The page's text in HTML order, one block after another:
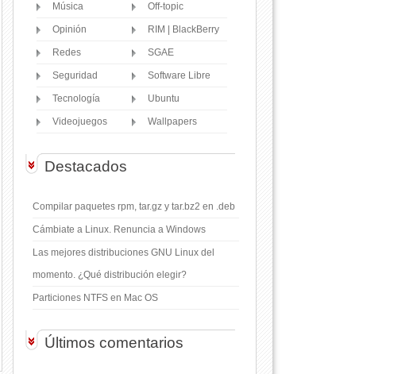
Música Off-topic
Opinión RIM | BlackBerry
Redes SGAE
Seguridad Software Libre
Tecnología Ubuntu
Videojuegos Wallpapers
Destacados
Compilar paquetes rpm, tar.gz y tar.bz2 en .deb
Cámbiate a Linux. Renuncia a Windows
Las mejores distribuciones GNU Linux del
momento. ¿Qué distribución elegir?
Particiones NTFS en Mac OS
Últimos comentarios